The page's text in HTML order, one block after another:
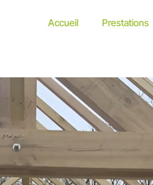
Accueil Prestations